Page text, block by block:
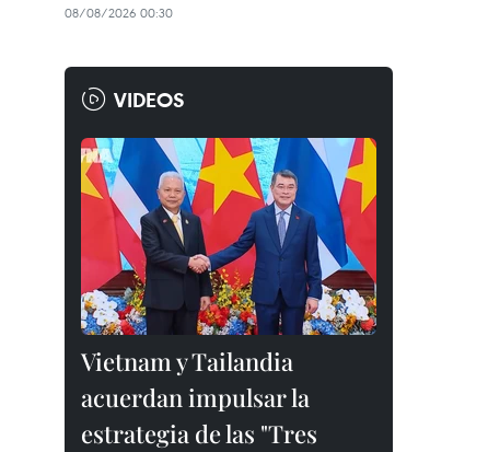
08/08/2026 00:30
VIDEOS
Vietnam y Tailandia
acuerdan impulsar la
estrategia de las "Tres